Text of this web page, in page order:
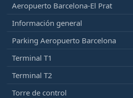
Aeropuerto Barcelona-El Prat
Información general
Parking Aeropuerto Barcelona
Terminal T1
Terminal T2
Torre de control